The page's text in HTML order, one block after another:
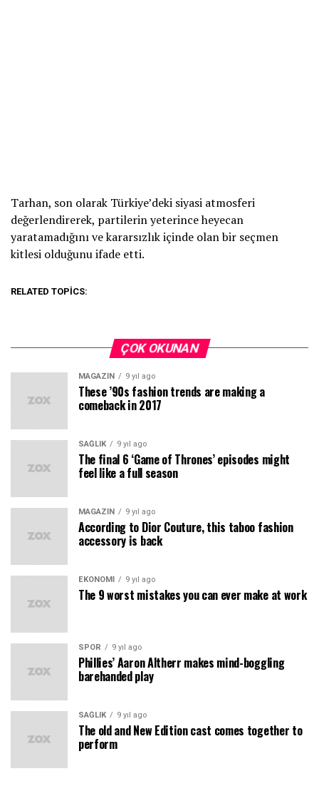
Tarhan, son olarak Türkiye’deki siyasi atmosferi
değerlendirerek, partilerin yeterince heyecan
yaratamadığını ve kararsızlık içinde olan bir seçmen
kitlesi olduğunu ifade etti.
RELATED TOPICS:
ÇOK OKUNAN
MAGAZIN 9 yıl ago
These ’90s fashion trends are making a
comeback in 2017
SAĞLIK 9 yıl ago
The final 6 ‘Game of Thrones’ episodes might
feel like a full season
MAGAZIN 9 yıl ago
According to Dior Couture, this taboo fashion
accessory is back
EKONOMI 9 yıl ago
The 9 worst mistakes you can ever make at work
SPOR 9 yıl ago
Phillies’ Aaron Altherr makes mind-boggling
barehanded play
SAĞLIK 9 yıl ago
The old and New Edition cast comes together to
perform